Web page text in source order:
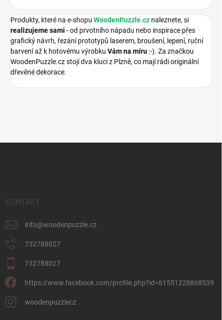
Produkty, které na e-shopu WoodenPuzzle.cz naleznete, si
realizujeme sami - od prvotního nápadu nebo inspirace přes
grafický návrh, řezání prototypů laserem, broušení, lepení, ruční
barvení až k hotovému výrobku Vám na míru :-). Za značkou
WoodenPuzzle.cz stojí dva kluci z Plzně, co mají rádi originální
dřevěné dekorace.
KONTAKT
info@woodenpuzzle.cz
732788027
732788027
https://www.facebook.com/profile.php?id=61551228868539
woodenpuzzlecz